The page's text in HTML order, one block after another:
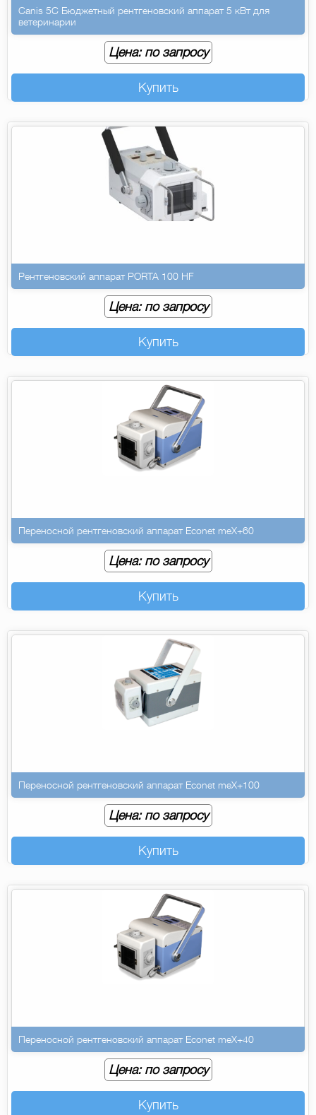
Canis 5C Бюджетный рентгеновский аппарат 5 кВт для
ветеринарии
Цена: по запросу
Купить
Рентгеновский аппарат PORTA 100 HF
Цена: по запросу
Купить
Переносной рентгеновский аппарат Econet meX+60
Цена: по запросу
Купить
Переносной рентгеновский аппарат Econet meX+100
Цена: по запросу
Купить
Переносной рентгеновский аппарат Econet meX+40
Цена: по запросу
Купить